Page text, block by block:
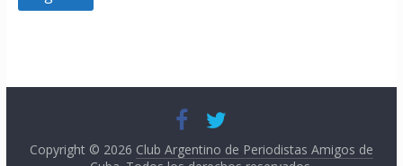
Copyright © 2026 Club Argentino de Periodistas Amigos de